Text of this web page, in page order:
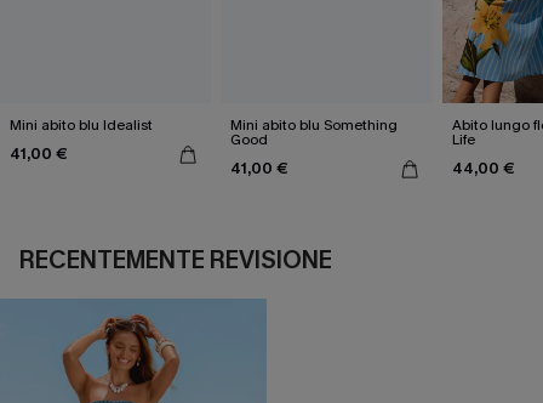
Mini abito blu Idealist
41,00 €
Mini abito blu Something
Good
41,00 €
Abito lungo
Life
44,00 €
RECENTEMENTE REVISIONE